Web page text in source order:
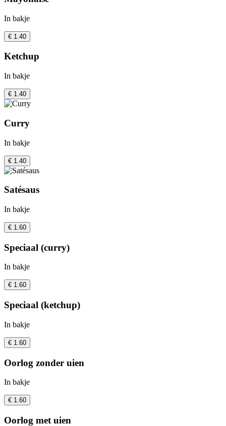
In bakje
€ 1.40
Ketchup
In bakje
€ 1.40
Curry
In bakje
€ 1.40
Satésaus
In bakje
€ 1.60
Speciaal (curry)
In bakje
€ 1.60
Speciaal (ketchup)
In bakje
€ 1.60
Oorlog zonder uien
In bakje
€ 1.60
Oorlog met uien